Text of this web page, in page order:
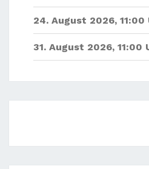
24. August 2026, 11:00
31. August 2026, 11:00